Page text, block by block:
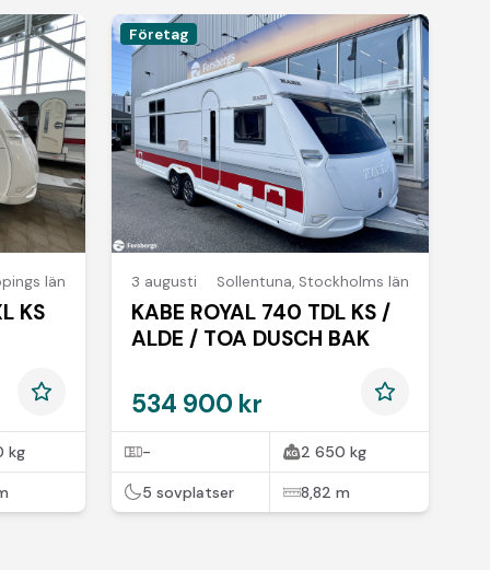
län
KS
kg
Företag
3 augusti Sollentuna, Stockholms län
KABE ROYAL 740 TDL KS /
ALDE / TOA DUSCH BAK
534 900 kr
- 2 650 kg
5 sovplatser 8,82 m